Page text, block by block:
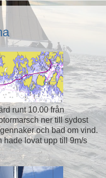
runt 10.00 från
ner till sydost
och bad om vind.
hade lovat upp till 9m/s